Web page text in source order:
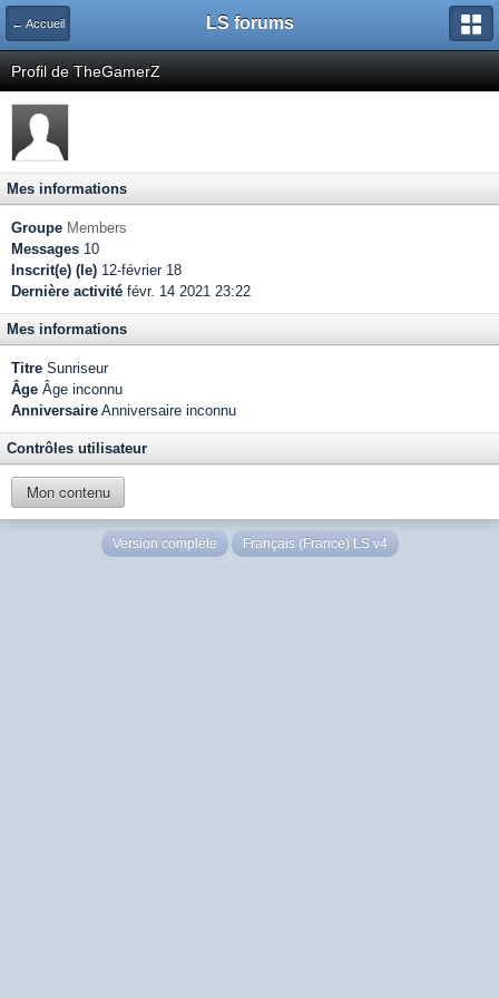
← Accueil LS forums
Profil de TheGamerZ
Mes informations
Groupe Members
Messages 10
Inscrit(e) (le) 12-février 18
Dernière activité févr. 14 2021 23:22
Mes informations
Titre Sunriseur
Âge Âge inconnu
Anniversaire Anniversaire inconnu
Contrôles utilisateur
Mon contenu
Version complète Français (France) LS v4